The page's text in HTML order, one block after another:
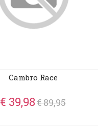
Cambro Race
€ 39,98€ 89,95